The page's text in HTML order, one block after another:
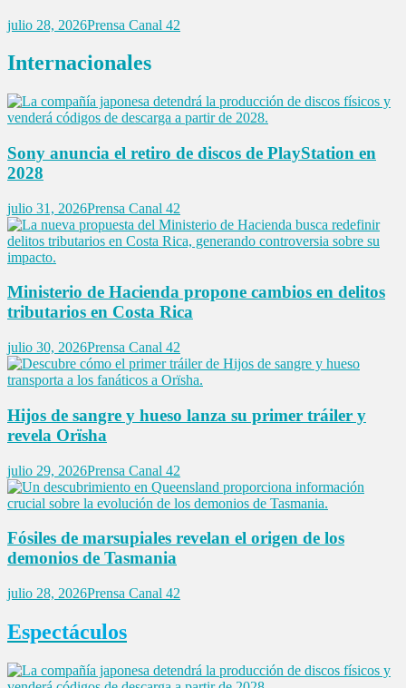
julio 28, 2026Prensa Canal 42
Internacionales
Sony anuncia el retiro de discos de PlayStation en
2028
julio 31, 2026Prensa Canal 42
Ministerio de Hacienda propone cambios en delitos
tributarios en Costa Rica
julio 30, 2026Prensa Canal 42
Hijos de sangre y hueso lanza su primer tráiler y
revela Orïsha
julio 29, 2026Prensa Canal 42
Fósiles de marsupiales revelan el origen de los
demonios de Tasmania
julio 28, 2026Prensa Canal 42
Espectáculos